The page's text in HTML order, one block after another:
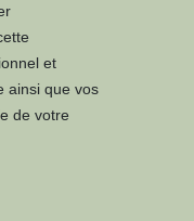
et
ainsi que vos
de votre